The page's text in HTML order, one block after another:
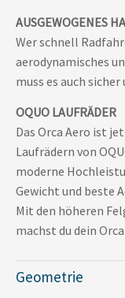
AUSGEWOGENES
Wer schnell
aerodynamisches
muss es auch
OQUO LAUFRÄDER
Das Orca Aero ist
Laufrädern von
moderne
Gewicht und beste
Mit den höheren
machst du dein
Geometrie